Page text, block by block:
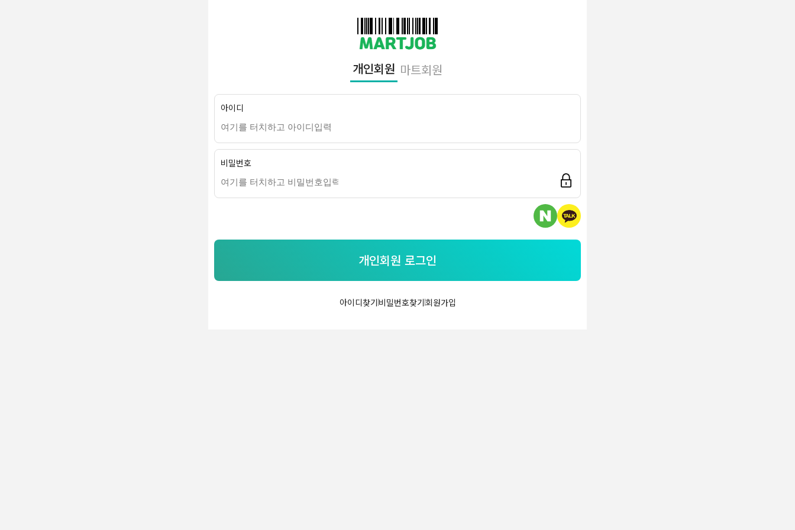
개인회원 마트회원
아이디
비밀번호
개인회원 로그인
아이디찾기비밀번호찾기회원가입